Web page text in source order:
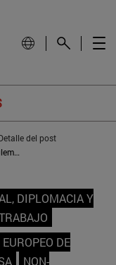
del post
La cuestión del asilo y el principio de 'non-refoulement': el Tribunal Europeo de Derechos Humanos y sus repercusiones en la Unión Europea
DIPLOMACIA Y
DE
NON-